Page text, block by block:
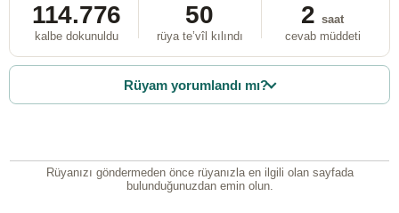
114.776
kalbe dokunuldu
50
rüya te’vîl kılındı
2 saat
cevab müddeti
Rüyam yorumlandı mı?
Rüyanızı göndermeden önce rüyanızla en ilgili olan sayfada
bulunduğunuzdan emin olun.